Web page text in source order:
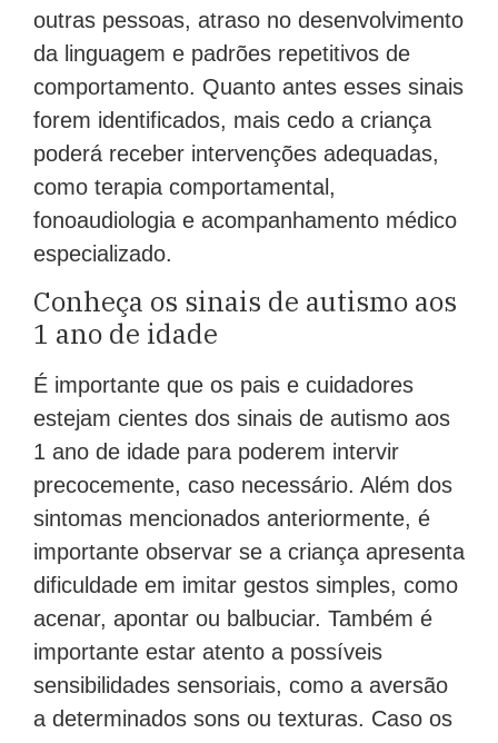
outras pessoas, atraso no desenvolvimento
da linguagem e padrões repetitivos de
comportamento. Quanto antes esses sinais
forem identificados, mais cedo a criança
poderá receber intervenções adequadas,
como terapia comportamental,
fonoaudiologia e acompanhamento médico
especializado.
Conheça os sinais de autismo aos
1 ano de idade
É importante que os pais e cuidadores
estejam cientes dos sinais de autismo aos
1 ano de idade para poderem intervir
precocemente, caso necessário. Além dos
sintomas mencionados anteriormente, é
importante observar se a criança apresenta
dificuldade em imitar gestos simples, como
acenar, apontar ou balbuciar. Também é
importante estar atento a possíveis
sensibilidades sensoriais, como a aversão
a determinados sons ou texturas. Caso os